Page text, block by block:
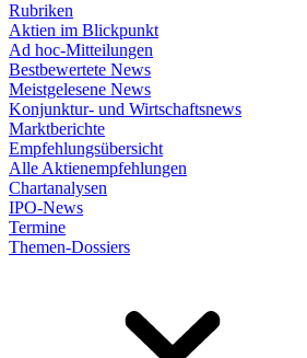
Rubriken
Aktien im Blickpunkt
Ad hoc-Mitteilungen
Bestbewertete News
Meistgelesene News
Konjunktur- und Wirtschaftsnews
Marktberichte
Empfehlungsübersicht
Alle Aktienempfehlungen
Chartanalysen
IPO-News
Termine
Themen-Dossiers